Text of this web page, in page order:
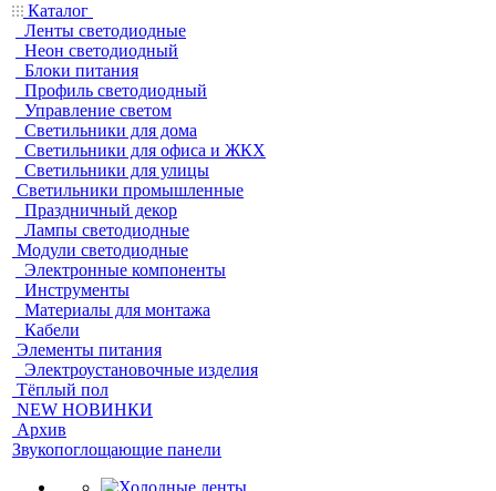
Каталог
Ленты светодиодные
Неон светодиодный
Блоки питания
Профиль светодиодный
Управление светом
Светильники для дома
Светильники для офиса и ЖКХ
Светильники для улицы
Светильники промышленные
Праздничный декор
Лампы светодиодные
Модули светодиодные
Электронные компоненты
Инструменты
Материалы для монтажа
Кабели
Элементы питания
Электроустановочные изделия
Тёплый пол
NEW НОВИНКИ
Архив
Звукопоглощающие панели